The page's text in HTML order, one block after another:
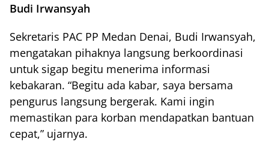
Budi Irwansyah
Sekretaris PAC PP Medan Denai, Budi Irwansyah,
mengatakan pihaknya langsung berkoordinasi
untuk sigap begitu menerima informasi
kebakaran. “Begitu ada kabar, saya bersama
pengurus langsung bergerak. Kami ingin
memastikan para korban mendapatkan bantuan
cepat,” ujarnya.